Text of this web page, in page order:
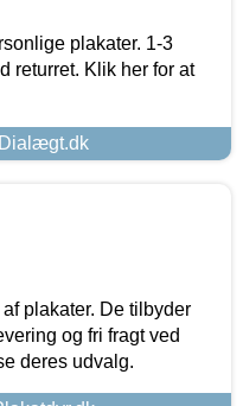
plakater. 1-3
returret. Klik her for at
plakater. De tilbyder
og fri fragt ved
deres udvalg.